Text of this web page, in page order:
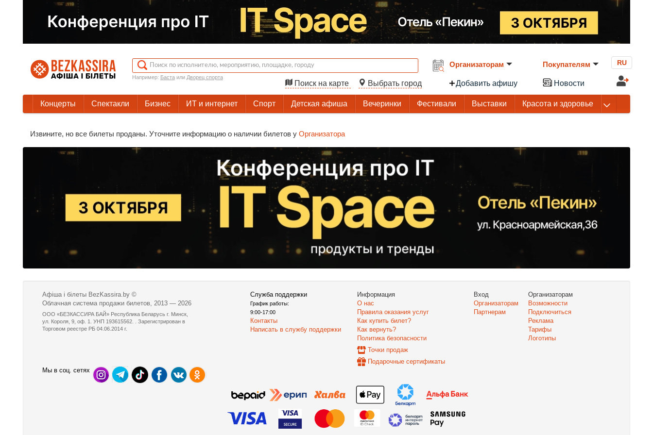
Например: Бастаили Дворец спорта
Поиск на карте Выбрать город
Организаторам
Добавить афишу
Покупателям
Новости
RU
Концерты Спектакли Бизнес ИТ и интернет Спорт Детская афиша Вечеринки Фестивали Выставки Красота и здоровье
Извините, но все билеты проданы. Уточните информацию о наличии билетов у Организатора
Афіша і білеты BezKassira.by ©
Облачная система продажи билетов, 2013 — 2026
ООО «БЕЗКАССИРА БАЙ» Республика Беларусь г. Минск,
ул. Короля, 9, оф. 1. УНП 193615562. . Зарегистрирован в
Торговом реестре РБ 04.06.2014 г.
Служба поддержки
График работы:
9:00-17:00
Контакты
Написать в службу поддержки
Информация
О нас
Правила оказания услуг
Как купить билет?
Как вернуть?
Политика безопасности
Точки продаж
Подарочные сертификаты
Вход
Организаторам
Партнерам
Организаторам
Возможности
Подключиться
Реклама
Тарифы
Логотипы
Мы в соц. сетях